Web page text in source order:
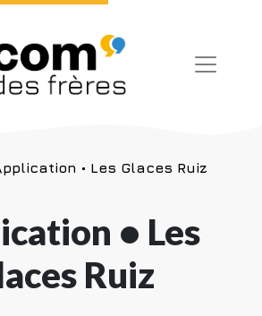
• Les Glaces Ruiz
• Les
Ruiz